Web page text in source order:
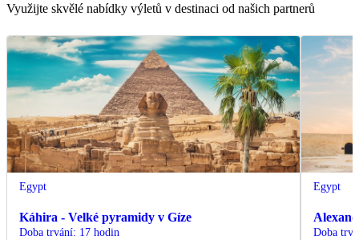
Využijte skvělé nabídky výletů v destinaci od našich partnerů
Egypt
Káhira - Velké pyramidy v Gíze
Doba trvání: 17 hodin
Egypt
Doba